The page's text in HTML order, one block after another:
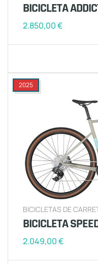
BICICLETA
2.850,00€
2025
BICICLETAS DE
BICICLETA
2.049,00€